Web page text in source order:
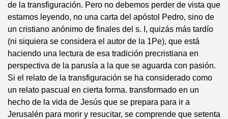
de la transfiguración. Pero no debemos perder de vista que
estamos leyendo, no una carta del apóstol Pedro, sino de
un cristiano anónimo de finales del s. I, quizás más tardío
(ni siquiera se considera el autor de la 1Pe), que está
haciendo una lectura de esa tradición precristiana en
perspectiva de la parusía a la que se aguarda con pasión.
Si el relato de la transfiguración se ha considerado como
un relato pascual en cierta forma. transformado en un
hecho de la vida de Jesús que se prepara para ir a
Jerusalén para morir y resucitar, se comprende que setenta